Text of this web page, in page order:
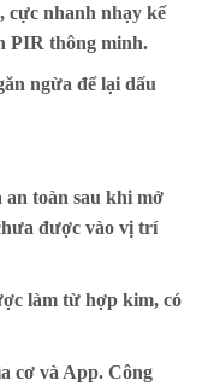
cực nhanh nhạy kể
PIR thông minh.
ngừa để lại dấu
an toàn sau khi mở
được vào vị trí
làm từ hợp kim, có
cơ và App. Công